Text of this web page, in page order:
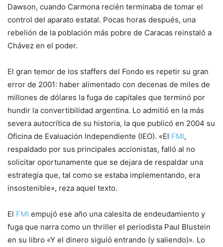
Dawson, cuando Carmona recién terminaba de tomar el
control del aparato estatal. Pocas horas después, una
rebelión de la población más pobre de Caracas reinstaló a
Chávez en el poder.
El gran temor de los staffers del Fondo es repetir su gran
error de 2001: haber alimentado con decenas de miles de
millones de dólares la fuga de capitales que terminó por
hundir la convertibilidad argentina. Lo admitió en la más
severa autocrítica de su historia, la que publicó en 2004 su
Oficina de Evaluación Independiente (IEO). «El FMI,
respaldado por sus principales accionistas, falló al no
solicitar oportunamente que se dejara de respaldar una
estrategia que, tal como se estaba implementando, era
insostenible», reza aquel texto.
El FMI empujó ese año una calesita de endeudamiento y
fuga que narra como un thriller el periodista Paul Blustein
en su libro «Y el dinero siguió entrando (y saliendo)». Lo